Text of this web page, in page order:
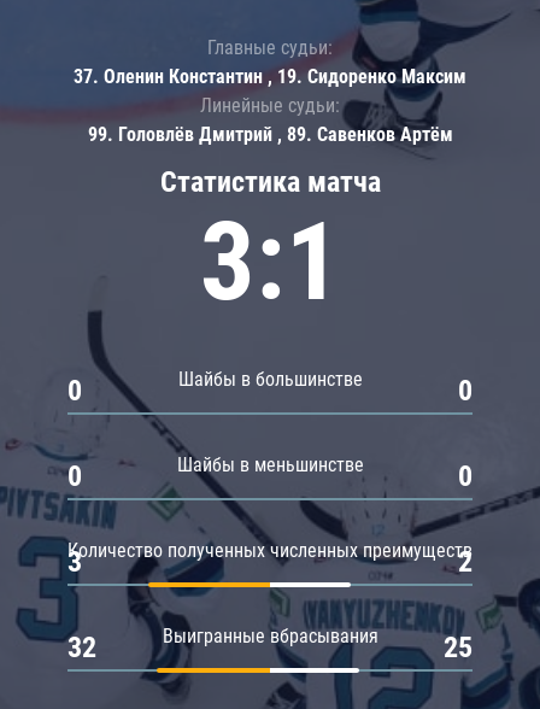
Статистика матча
3:1
Шайбы в большинстве
0 0
Шайбы в меньшинстве
0 0
Количество полученных численных преимуществ
3 2
Выигранные вбрасывания
32 25
Главные судьи:
37. Оленин Константин , 19. Сидоренко Максим
Линейные судьи:
99. Головлёв Дмитрий , 89. Савенков Артём